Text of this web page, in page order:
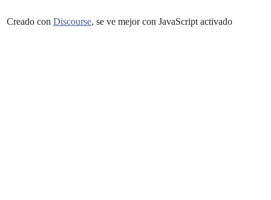
Creado con Discourse, se ve mejor con JavaScript activado